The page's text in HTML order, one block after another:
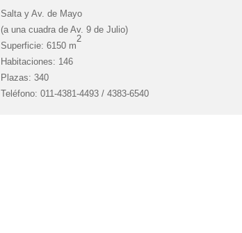
Salta y Av. de Mayo
(a una cuadra de Av. 9 de Julio)
Superficie: 6150 m
2
Habitaciones: 146
Plazas: 340
Teléfono: 011-4381-4493 / 4383-6540